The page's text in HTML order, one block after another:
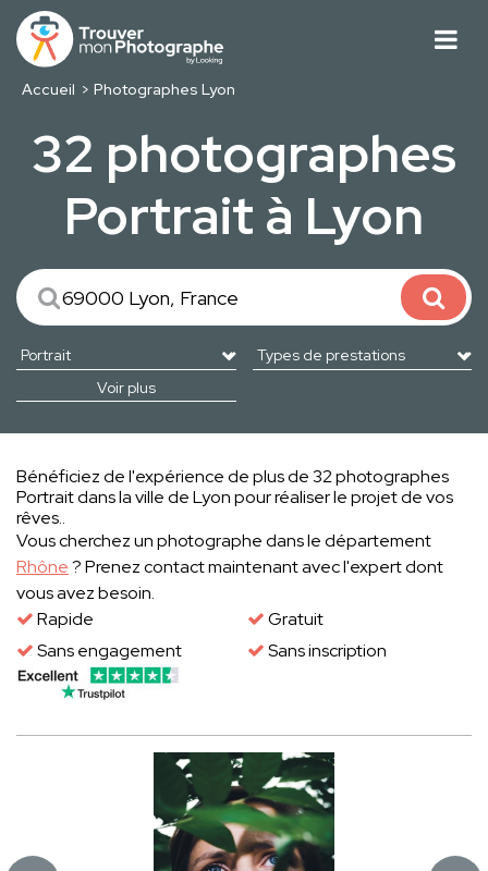
Accueil Photographes Lyon
32 photographes
Portrait à Lyon
Voir plus
Bénéficiez de l'expérience de plus de 32 photographes
Portrait dans la ville de Lyon pour réaliser le projet de vos
rêves..
Vous cherchez un photographe dans le département
Rhône? Prenez contact maintenant avec l'expert dont
vous avez besoin.
Rapide
Gratuit
Sans engagement
Sans inscription